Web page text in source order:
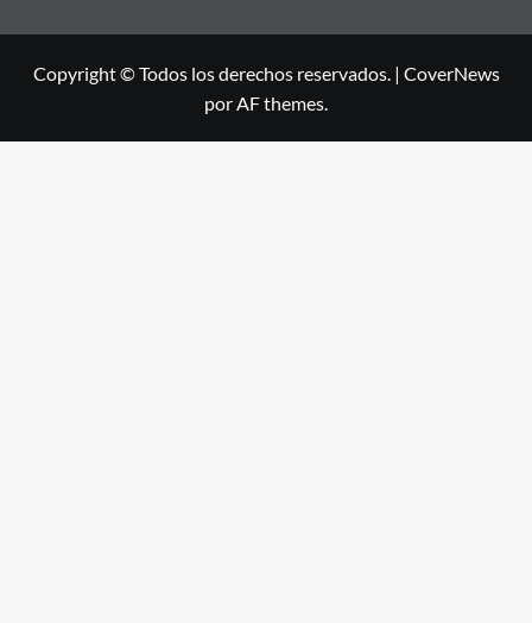
Copyright © Todos los derechos reservados. | CoverNews
por AF themes.